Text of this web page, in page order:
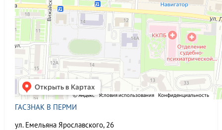
ГАСЗНАК В ПЕРМИ
ул. Емельяна Ярославского, 26